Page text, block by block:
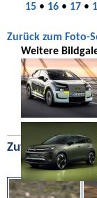
15• 16• 17•
Zurück zum Foto-
Weitere
Zufällige Bilder